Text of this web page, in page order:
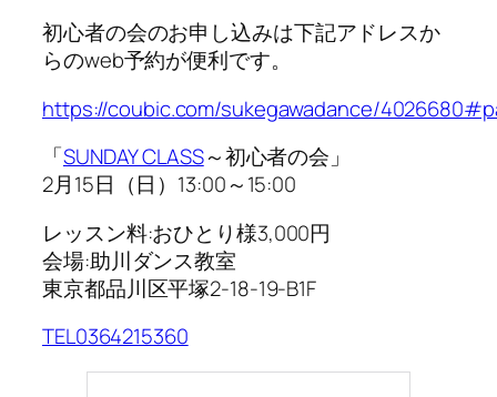
初心者の会のお申し込みは下記アドレスか
らのweb予約が便利です。
https://coubic.com/sukegawadance/
「SUNDAY CLASS～初心者の会」
2月15日（日）13:00～15:00
レッスン料:おひとり様3,000円
会場:助川ダンス教室
東京都品川区平塚2-18-19-B1F
TEL0364215360